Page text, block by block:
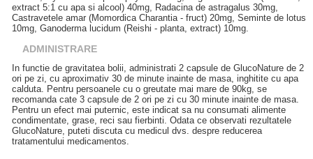
extract 5:1 cu apa si alcool) 40mg, Radacina de astragalus 30mg,
Castravetele amar (Momordica Charantia - fruct) 20mg, Seminte de lotus
10mg, Ganoderma lucidum (Reishi - planta, extract) 10mg.
ADMINISTRARE
In functie de gravitatea bolii, administrati 2 capsule de GlucoNature de 2
ori pe zi, cu aproximativ 30 de minute inainte de masa, inghitite cu apa
calduta. Pentru persoanele cu o greutate mai mare de 90kg, se
recomanda cate 3 capsule de 2 ori pe zi cu 30 minute inainte de masa.
Pentru un efect mai puternic, este indicat sa nu consumati alimente
condimentate, grase, reci sau fierbinti. Odata ce observati rezultatele
GlucoNature, puteti discuta cu medicul dvs. despre reducerea
tratamentului medicamentos.